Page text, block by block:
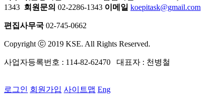
1343 회원문의 02-2286-1343 이메일 koepitask@gmail.com
편집사무국 02-745-0662
Copyright ⓒ 2019 KSE. All Rights Reserved.
사업자등록번호 : 114-82-62470 대표자 : 천병철
로그인 회원가입 사이트맵 Eng